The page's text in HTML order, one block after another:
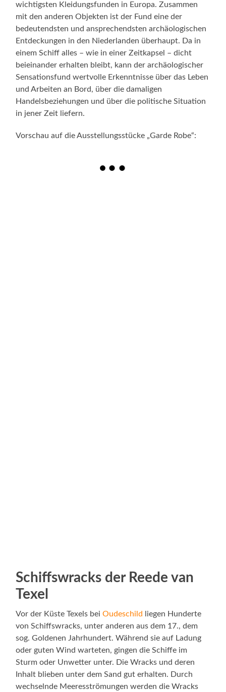
wichtigsten Kleidungsfunden in Europa. Zusammen
mit den anderen Objekten ist der Fund eine der
bedeutendsten und ansprechendsten archäologischen
Entdeckungen in den Niederlanden überhaupt. Da in
einem Schiff alles – wie in einer Zeitkapsel – dicht
beieinander erhalten bleibt, kann der archäologischer
Sensationsfund wertvolle Erkenntnisse über das Leben
und Arbeiten an Bord, über die damaligen
Handelsbeziehungen und über die politische Situation
in jener Zeit liefern.
Vorschau auf die Ausstellungsstücke „Garde Robe“:
Schiffswracks der Reede van
Texel
Vor der Küste Texels beiOudeschild
liegen Hunderte
von Schiffswracks, unter anderen aus dem 17., dem
sog. Goldenen Jahrhundert. Während sie auf Ladung
oder guten Wind warteten, gingen die Schiffe im
Sturm oder Unwetter unter. Die Wracks und deren
Inhalt blieben unter dem Sand gut erhalten. Durch
wechselnde Meeresströmungen werden die Wracks